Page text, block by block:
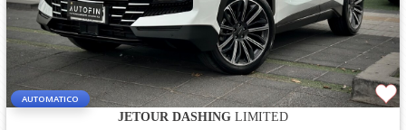
AUTOMATICO
JETOUR DASHINGLIMITED